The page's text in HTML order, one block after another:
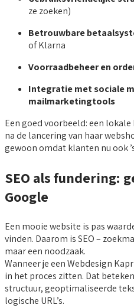
ze zoeken)
Betrouwbare
of Klarna
Voorraadbeheer en
Integratie met sociale
mailmarketingtools
Een goed voorbeeld: een
na de lancering van haar
gewoon omdat klanten nu ook
SEO als fundering:
Google
Een mooie website is pas
vinden. Daarom is SEO –
maar een noodzaak.
Wanneer je een Webdesign
in het proces zitten. Dat
structuur, geoptimaliseerde
logische URL’s.